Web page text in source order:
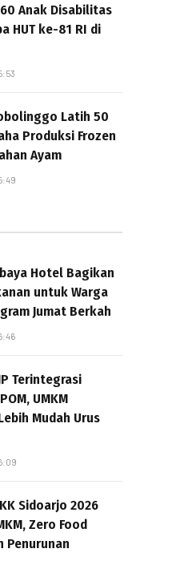
Anak Disabilitas
HUT ke-81 RI di
Latih 50
Produksi Frozen
Ayam
Hotel Bagikan
untuk Warga
Jumat Berkah
Terintegrasi
UMKM
Mudah Urus
Sidoarjo 2026
Zero Food
Penurunan